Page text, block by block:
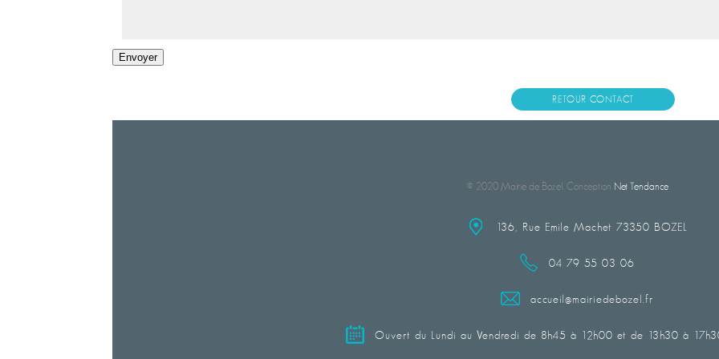
RETOUR CONTACT
© 2020 Mairie de Bozel. Conception Net Tendance
136, Rue Emile Machet 73350 BOZEL
04 79 55 03 06
accueil@mairiedebozel.fr
Ouvert du Lundi au Vendredi de 8h45 à 12h00 et de 13h30 à